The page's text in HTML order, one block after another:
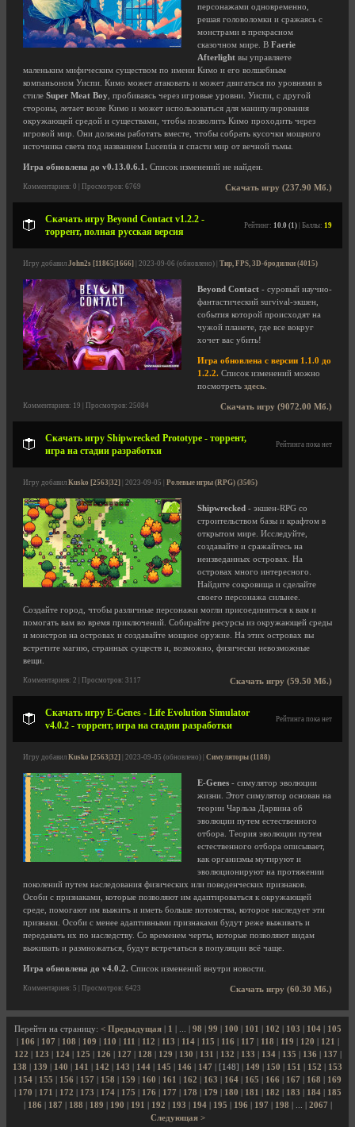
персонажами одновременно,
решая головоломки и сражаясь с
монстрами в прекрасном
сказочном мире. В Faerie
Afterlight вы управляете
маленьким мифическим существом по имени Кимо и его волшебным
компаньоном Уиспи. Кимо может атаковать и может двигаться по уровнями в
стиле Super Meat Boy , пробиваясь через игровые уровни. Уиспи, с другой
стороны, летает возле Кимо и может использоваться для манипулирования
окружающей средой и существами, чтобы позволить Кимо проходить через
игровой мир. Они должны работать вместе, чтобы собрать кусочки мощного
источника света под названием Lucentia и спасти мир от вечной тьмы.
Игра обновлена до v0.13.0.6.1. Список изменений не найден.
Скачать игру (237.90 Мб.)
Комментариев: 0 | Просмотров: 6769
Скачать игру Beyond Contact v1.2.2 -
торрент, полная русская версия
Рейтинг: 10.0 (1) | Баллы: 19
Игру добавил John2s [11865|1666] | 2023-09-06 (обновлено) | Тир, FPS, 3D-бродилки (4015)
Beyond Contact - суровый научно-
фантастический survival-экшен,
события которой происходят на
чужой планете, где все вокруг
хочет вас убить!
Игра обновлена с версии 1.1.0 до
1.2.2. Список изменений можно
посмотреть здесь
Скачать игру (9072.00 Мб.)
Комментариев: 19 | Просмотров: 25084
Скачать игру Shipwrecked Prototype - торрент,
игра на стадии разработки
Рейтинга пока нет
Игру добавил Kusko [2563|32] | 2023-09-05 | Ролевые игры (RPG) (3505)
Shipwrecked - экшен-RPG со
строительством базы и крафтом в
открытом мире. Исследуйте,
создавайте и сражайтесь на
неизведанных островах. На
островах много интересного.
Найдите сокровища и сделайте
своего персонажа сильнее.
Создайте город, чтобы различные персонажи могли присоединиться к вам и
помогать вам во время приключений. Собирайте ресурсы из окружающей среды
и монстров на островах и создавайте мощное оружие. На этих островах вы
встретите магию, странных существ и, возможно, физически невозможные
вещи.
Скачать игру (59.50 Мб.)
Комментариев: 2 | Просмотров: 3117
Скачать игру E-Genes - Life Evolution Simulator
v4.0.2 - торрент, игра на стадии разработки
Рейтинга пока нет
Игру добавил Kusko [2563|32] | 2023-09-05 (обновлено) | Симуляторы (1188)
E-Genes - симулятор эволюции
жизни. Этот симулятор основан на
теории Чарльза Дарвина об
эволюции путем естественного
отбора. Теория эволюции путем
естественного отбора описывает,
как организмы мутируют и
эволюционируют на протяжении
поколений путем наследования физических или поведенческих признаков.
Особи с признаками, которые позволяют им адаптироваться к окружающей
среде, помогают им выжить и иметь больше потомства, которое наследует эти
признаки. Особи с менее адаптивными признаками будут реже выживать и
передавать их по наследству. Со временем черты, которые позволяют видам
выживать и размножаться, будут встречаться в популяции всё чаще.
Игра обновлена до v4.0.2. Список изменений внутри новости.
Скачать игру (60.30 Мб.)
Комментариев: 5 | Просмотров: 6423
Перейти на страницу: < Предыдущая| 1 98 99 100 101 102 103 104|
105
106 107 108 109 110 111 112 113 114| 115 116 117 118 119 120 121
122
123 124| 125 126 127 128 129 130 131 132 133 134| 135 136 137
138
139 140 141 142 143 144 145 146 147 | [148] | 149 150 151 152
153
154| 155 156 157 158 159 160 161 162 163 164| 165 166 167 168
169
170 171 172 173 174| 175 176 177 178 179 180 181 182 183 184|
185
186 187 188 189 190 191 192 193 194| 195 196 197 198 2067
Следующая >